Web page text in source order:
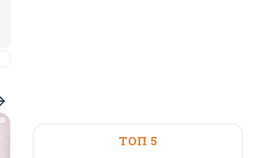
ТОП 5